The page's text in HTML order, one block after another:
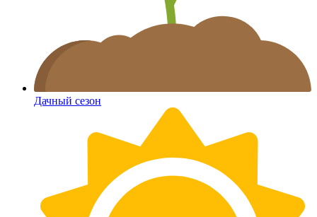
Дачный сезон